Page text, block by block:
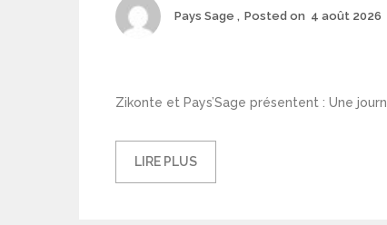
Author
Pays Sage Posted on 4 août 2026
Zikonte et Pays’Sage présentent : Une
LIRE PLUS